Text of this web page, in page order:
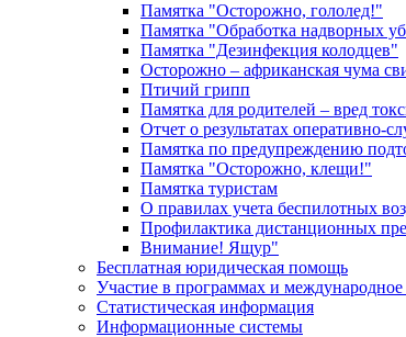
Памятка "Осторожно, гололед!"
Памятка "Обработка надворных
Памятка "Дезинфекция колодцев"
Осторожно – африканская чума
Птичий грипп
Памятка для родителей – вред
Отчет о результатах
Памятка по предупреждению
Памятка "Осторожно, клещи!"
Памятка туристам
О правилах учета беспилотных
Профилактика дистанционных
Внимание! Ящур"
Бесплатная юридическая помощь
Участие в программах и международное
Статистическая информация
Информационные системы